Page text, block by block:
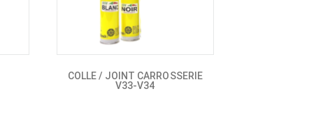
COLLE / JOINT CARROSSERIE
V33-V34